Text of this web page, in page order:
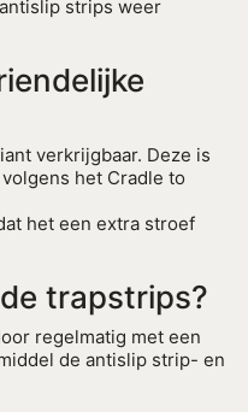
strips weer
verkrijgbaar. Deze is
het Cradle to
het een extra stroef
trapstrips?
regelmatig met een
de antislip strip- en